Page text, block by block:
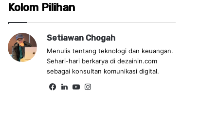
Kolom Pilihan
Setiawan Chogah
Menulis tentang teknologi dan keuangan.
Sehari-hari berkarya di dezainin.com
sebagai konsultan komunikasi digital.
Fa Lin Yo